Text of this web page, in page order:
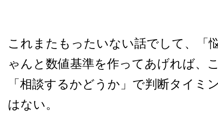
これまたもったいない話でして、「
ゃんと数値基準を作ってあげれば、
「相談するかどうか」で判断タイミ
はない。